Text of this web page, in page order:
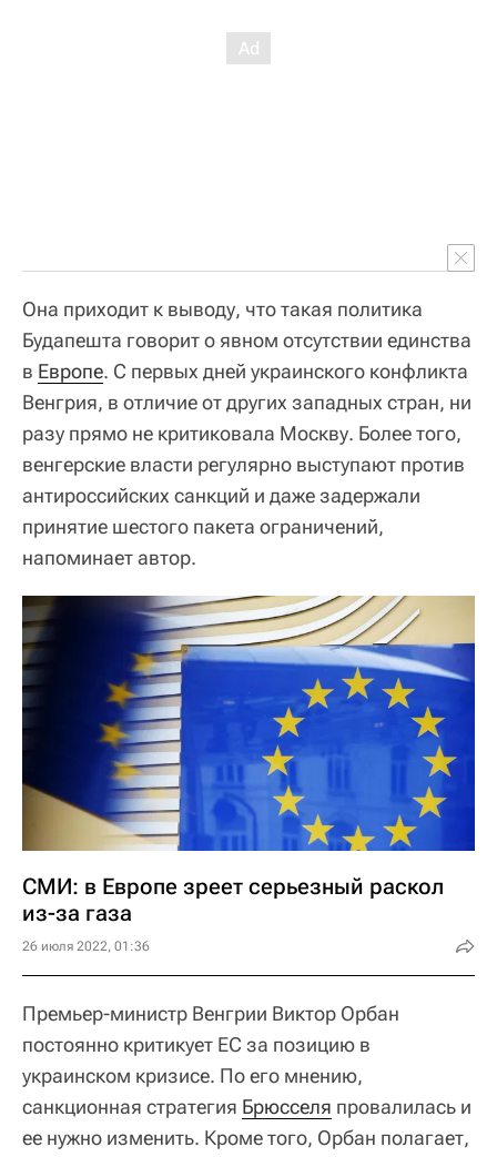
Она приходит к выводу, что такая политика
Будапешта говорит о явном отсутствии единства
в Европе. C первых дней украинского конфликта
Венгрия, в отличие от других западных стран, ни
разу прямо не критиковала Москву. Более того,
венгерские власти регулярно выступают против
антироссийских санкций и даже задержали
принятие шестого пакета ограничений,
напоминает автор.
СМИ: в Европе зреет серьезный раскол
из-за газа
26 июля 2022, 01:36
Премьер-министр Венгрии Виктор Орбан
постоянно критикует ЕС за позицию в
украинском кризисе. По его мнению,
санкционная стратегия Брюсселя провалилась и
ее нужно изменить. Кроме того, Орбан полагает,